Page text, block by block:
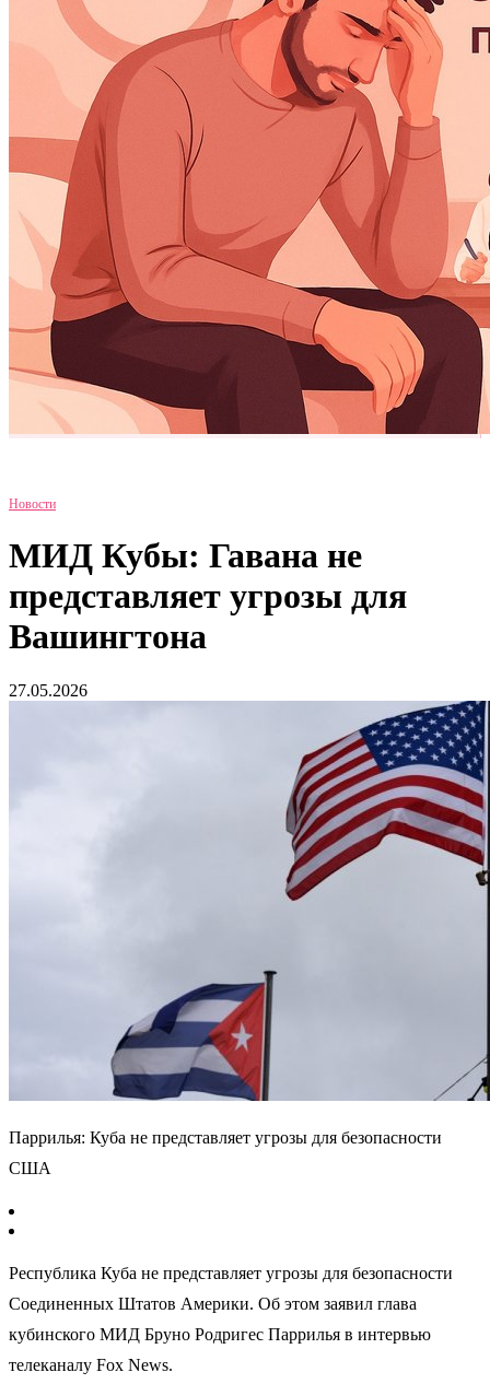
Новости
МИД Кубы: Гавана не
представляет угрозы для
Вашингтона
27.05.2026
Паррилья: Куба не представляет угрозы для безопасности
США
Республика Куба не представляет угрозы для безопасности
Соединенных Штатов Америки. Об этом заявил глава
кубинского МИД Бруно Родригес Паррилья в интервью
телеканалу Fox News.